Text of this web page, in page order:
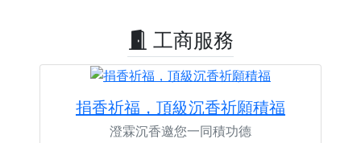
工商服務
捐香祈福，頂級沉香祈願積福
澄霖沉香邀您一同積功德